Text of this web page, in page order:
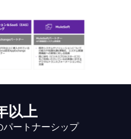
以上
ートナーシップ